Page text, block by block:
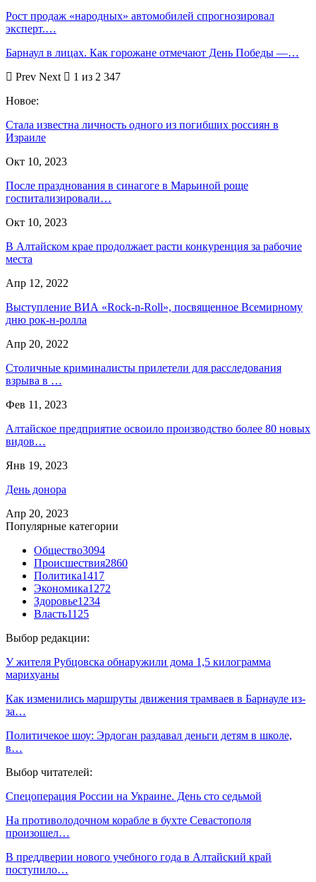
Рост продаж «народных» автомобилей спрогнозировал
эксперт.…
Барнаул в лицах. Как горожане отмечают День Победы —…
Prev Next
1 из 2 347
Новое:
Стала известна личность одного из погибших россиян в
Израиле
Окт 10, 2023
После празднования в синагоге в Марьиной роще
госпитализировали…
Окт 10, 2023
В Алтайском крае продолжает расти конкуренция за рабочие
места
Апр 12, 2022
Выступление ВИА «Rock-n-Roll», посвященное Всемирному
дню рок-н-ролла
Апр 20, 2022
Столичные криминалисты прилетели для расследования
взрыва в …
Фев 11, 2023
Алтайское предприятие освоило производство более 80 новых
видов…
Янв 19, 2023
День донора
Апр 20, 2023
Популярные категории
Общество3094
Происшествия2860
Политика1417
Экономика1272
Здоровье1234
Власть1125
Выбор редакции:
У жителя Рубцовска обнаружили дома 1,5 килограмма
марихуаны
Как изменились маршруты движения трамваев в Барнауле из-
за…
Политичекое шоу: Эрдоган раздавал деньги детям в школе,
в…
Выбор читателей:
Спецоперация России на Украине. День сто седьмой
На противолодочном корабле в бухте Севастополя
произошел…
В преддверии нового учебного года в Алтайский край
поступило…